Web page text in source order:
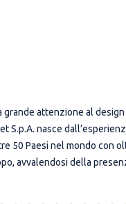
attenzione al
nasce
Paesi nel mondo con
avvalendosi della